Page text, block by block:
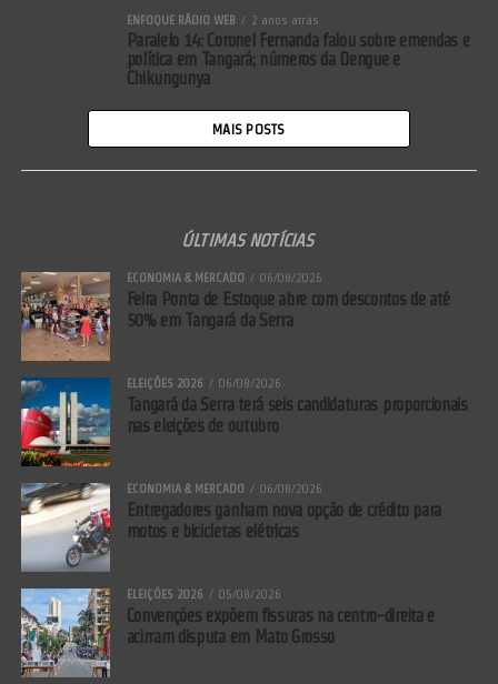
ENFOQUE RÁDIO WEB 2 anos atrás
Paralelo 14: Coronel Fernanda falou sobre emendas e
política em Tangará; números da Dengue e
Chikungunya
MAIS POSTS
ÚLTIMAS NOTÍCIAS
ECONOMIA & MERCADO 06/08/2026
Feira Ponta de Estoque abre com descontos de até
50% em Tangará da Serra
ELEIÇÕES 2026 06/08/2026
Tangará da Serra terá seis candidaturas proporcionais
nas eleições de outubro
ECONOMIA & MERCADO 06/08/2026
Entregadores ganham nova opção de crédito para
motos e bicicletas elétricas
ELEIÇÕES 2026 05/08/2026
Convenções expõem fissuras na centro-direita e
acirram disputa em Mato Grosso